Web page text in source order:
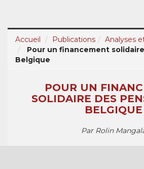
Accueil
Publications
Analyses
Pour un financement
Belgique
POUR UN
SOLIDAIRE DES
BELGIQUE
Par Rolin